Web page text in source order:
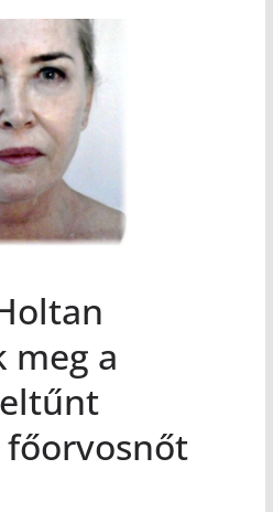
a
főorvosnőt